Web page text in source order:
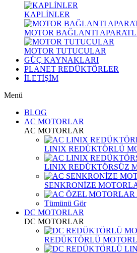
KAPLİNLER
MOTOR BAĞLANTI
MOTOR TUTUCULAR
GÜÇ KAYNAKLARI
PLANET REDÜKTÖRLER
İLETİŞİM
Menü
BLOG
AC MOTORLAR
AC MOTORLAR
LINIX REDÜKTÖRLÜ
LINIX REDÜKTÖRSÜZ
SENKRONİZE
Tümünü Gör
DC MOTORLAR
DC MOTORLAR
REDÜKTÖRLÜ